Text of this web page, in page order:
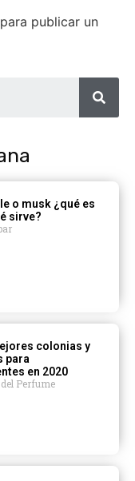
para publicar un
o musk ¿qué es
sirve?
colonias y
para
en 2020
Perfume